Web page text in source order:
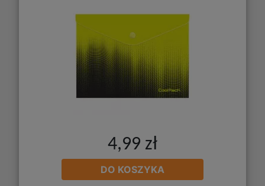
4,99 zł
DO KOSZYKA